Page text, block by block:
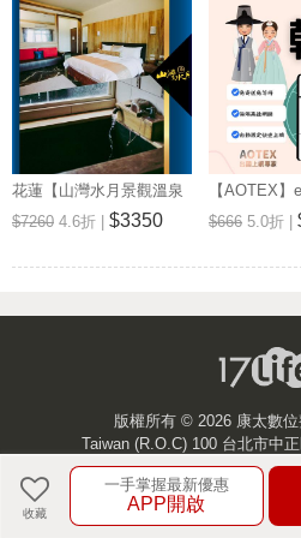
花蓮【山灣水月景觀溫泉
會館】景觀雙人房一泊一
食住宿券(MO)
$7260 4.6折 | $3350
【AOTEX
無限高速網
券(MO)
$666 5.0折 |
收藏
一手掌握最新優惠
APP開啟
版權所有 © 2026 康太數
Taiwan (R.O.C) 100 台北市中